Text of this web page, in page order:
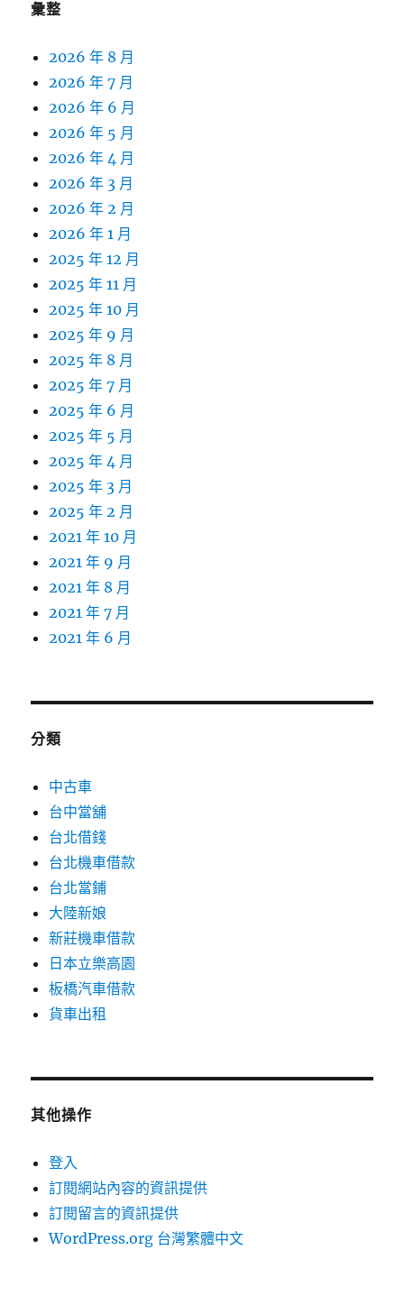
彙整
2026 年 8 月
2026 年 7 月
2026 年 6 月
2026 年 5 月
2026 年 4 月
2026 年 3 月
2026 年 2 月
2026 年 1 月
2025 年 12 月
2025 年 11 月
2025 年 10 月
2025 年 9 月
2025 年 8 月
2025 年 7 月
2025 年 6 月
2025 年 5 月
2025 年 4 月
2025 年 3 月
2025 年 2 月
2021 年 10 月
2021 年 9 月
2021 年 8 月
2021 年 7 月
2021 年 6 月
分類
中古車
台中當舖
台北借錢
台北機車借款
台北當鋪
大陸新娘
新莊機車借款
日本立樂高園
板橋汽車借款
貨車出租
其他操作
登入
訂閱網站內容的資訊提供
訂閱留言的資訊提供
WordPress.org 台灣繁體中文